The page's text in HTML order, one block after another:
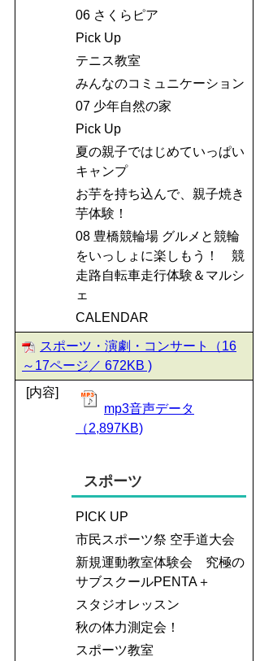
06 さくらピア
Pick Up
テニス教室
みんなのコミュニケーション
07 少年自然の家
Pick Up
夏の親子ではじめていっぱい
キャンプ
お芋を持ち込んで、親子焼き
芋体験！
08 豊橋競輪場 グルメと競輪
をいっしょに楽しもう！ 競
走路自転車走行体験＆マルシ
ェ
CALENDAR
スポーツ・演劇・コンサート（16
～17ページ／ 672KB )
[内容]
mp3音声データ
（2,897KB)
スポーツ
PICK UP
市民スポーツ祭 空手道大会
新規運動教室体験会 究極の
サブスクールPENTA＋
スタジオレッスン
秋の体力測定会！
スポーツ教室